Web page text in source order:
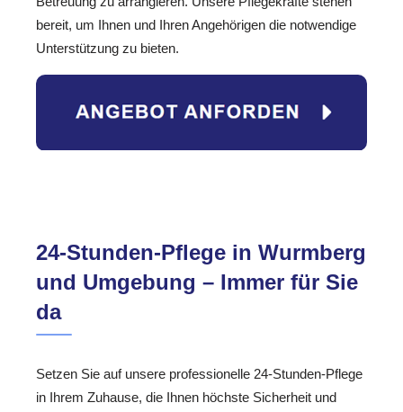
bereit, um Ihnen und Ihren Angehörigen die notwendige
Unterstützung zu bieten.
24-Stunden-Pflege in Wurmberg
und Umgebung – Immer für Sie
da
Setzen Sie auf unsere professionelle 24-Stunden-Pflege
in Ihrem Zuhause, die Ihnen höchste Sicherheit und